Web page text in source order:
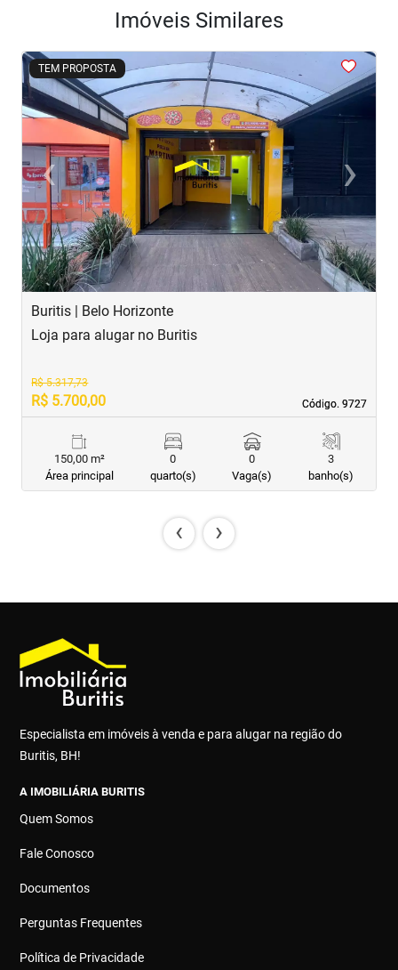
Imóveis Similares
TEM PROPOSTA
<<<<
‹Previous ›Next
Buritis | Belo Horizonte
Código. 9727
Código. 9727
Loja para alugar no Buritis
R$ 5.317,73
R$ 5.700,00
150,00 m²
Área principal
0
quarto(s)
0
Vaga(s)
3
banho(s)
‹ ›
Especialista em imóveis à venda e para alugar na região do
Buritis, BH!
A IMOBILIÁRIA BURITIS
Quem Somos
Fale Conosco
Documentos
Perguntas Frequentes
Política de Privacidade